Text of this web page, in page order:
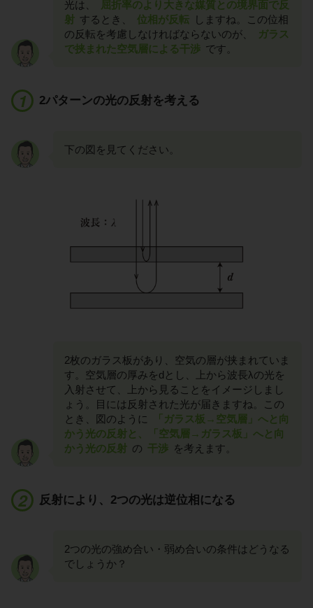
光は、
屈折率のより大きな媒質との境界面で反
射 するとき、 位相が反転 しますね。この位相
の反転を考慮しなければならないのが、
ガラス
で挟まれた空気層による干渉 です。
2パターンの光の反射を考える
下の図を見てください。
2枚のガラス板があり、空気の層が挟まれていま
す。空気層の厚みをdとし、上から波長λの光を
入射させて、上から見ることをイメージしまし
ょう。目には反射された光が届きますね。この
とき、図のように
「ガラス板→空気層」へと向
かう光の反射と、「空気層→ガラス板」へと向
かう光の反射 の 干渉 を考えます。
反射により、2つの光は逆位相になる
2つの光の強め合い・弱め合いの条件はどうなる
でしょうか？